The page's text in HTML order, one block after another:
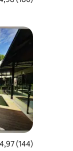
av 5 i
4,97 (144)